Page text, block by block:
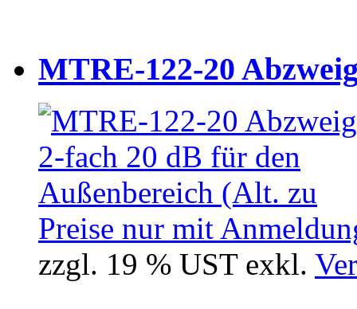
MTRE-122-20
Preise nur mit
zzgl. 19 % UST exkl.